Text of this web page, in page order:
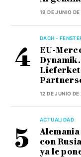
19 DE JUNIO
DACH -
EU-
12 DE JUNIO
ACTUALIDAD
con
ya le